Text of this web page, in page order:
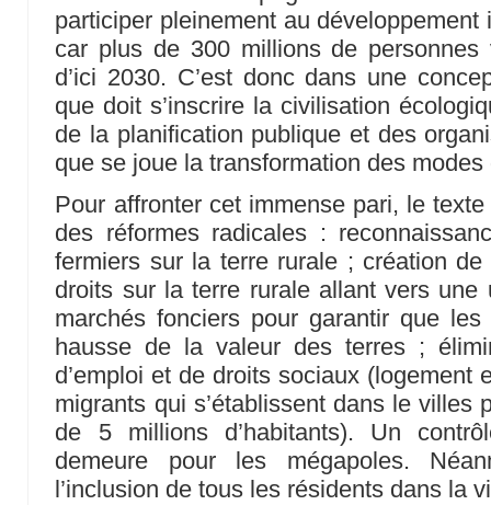
participer pleinement au développement
car plus de 300 millions de
d’ici 2030. C’est donc dans une
que doit s’inscrire la civilisation
de la planification publique et des
que se joue la transformation des modes
Pour affronter cet immense pari, le
des réformes radicales :
fermiers sur la terre rurale ; création
droits sur la terre rurale allant vers une
marchés fonciers pour garantir que
hausse de la valeur des terres ;
d’emploi et de droits sociaux (logement
migrants qui s’établissent dans le villes
de 5 millions d’habitants). Un
demeure pour les mégapoles.
l’inclusion de tous les résidents dans la